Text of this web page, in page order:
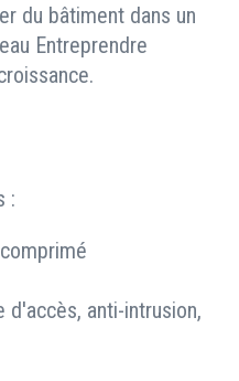
du bâtiment dans un
Entreprendre
:
anti-intrusion,